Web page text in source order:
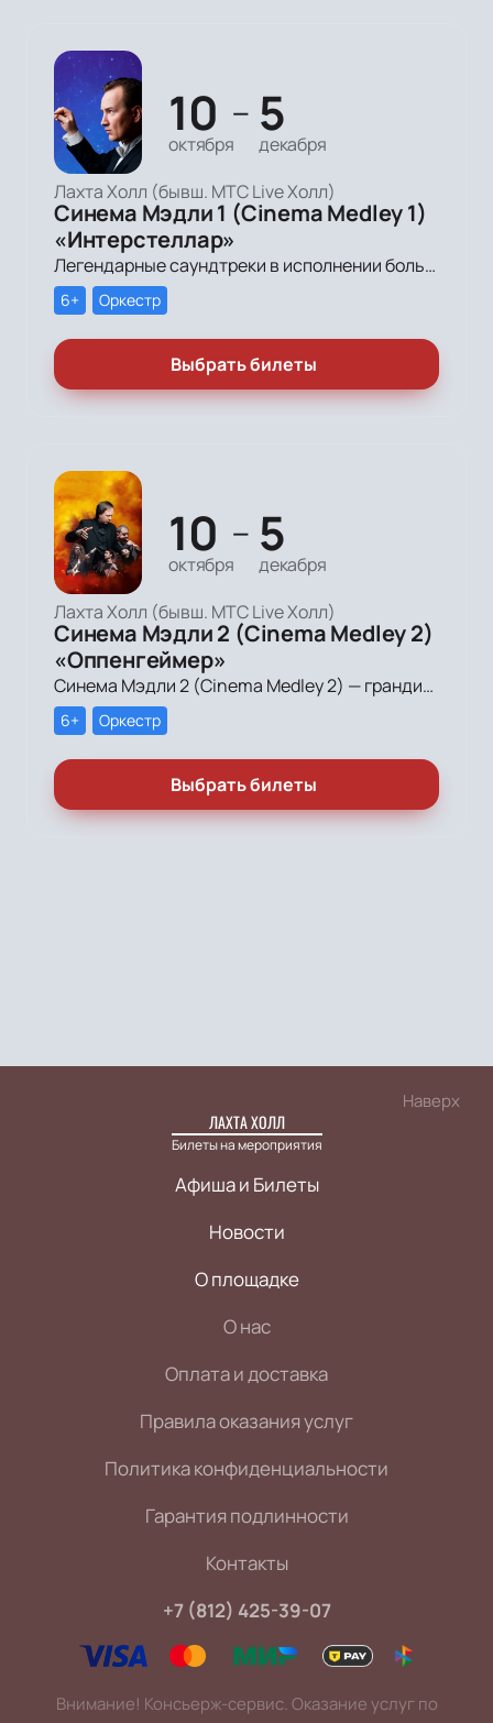
10
октября
— 5
декабря
Лахта Холл (бывш. МТС Live Холл)
Синема Мэдли 1 (Cinema Medley 1)
«Интерстеллар»
Легендарные саундтреки в исполнении большого симфонического оркестра Империал Оркестра (Imperial Orchestra), органа и звёздных солистов!
6+ Оркестр
Выбрать билеты
10
октября
— 5
декабря
Лахта Холл (бывш. МТС Live Холл)
Синема Мэдли 2 (Cinema Medley 2)
«Оппенгеймер»
Синема Мэдли 2 (Cinema Medley 2) — грандиозное симфоническое шоу саундтреков в исполнении большого симфонического оркестра, органа и хора!
6+ Оркестр
Выбрать билеты
Наверх
ЛАХТА ХОЛЛ
Билеты на мероприятия
Афиша и Билеты
Новости
О площадке
О нас
Оплата и доставка
Правила оказания услуг
Политика конфиденциальности
Гарантия подлинности
Контакты
+7 (812) 425-39-07
Внимание! Консьерж-сервис. Оказание услуг по